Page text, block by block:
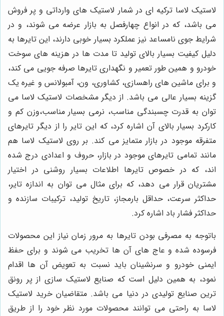
لاستیک لاسا ترکیه ای در شمار لاستیک های وارداتی و پر فروش
می باشد، که در انواع چهارفصل به بازار عرضه می شوند، و در
شرایط جوی نامساعد نیز عملکرد بسیار خوبی دارند، این تایرها به
دلیل کیفیت بسیار بالای تولید تا مدت ها در هزینه های سوخت
خودرو و همین طور تعمیر و نگهداری تایرها صرفه جویی می کند،
و برای ماشین های راهسازی، کشاوری، ون، آمبولانس و غیره یک
گزینه بسیار عالی می باشد. از دیگر مشخصات لاستیک لاسا می
توان به قدرت چسبندگی مناسب، نرمی بسیار مناسب،وزن کم و
کارکرد بسیار بالای آن اشاره کرد، که این تایر را از دیگر تایرهای
متفرقه موجود در بازار متمایز می کند. بر روی لاستیک لاسا هم
مانند تمامی تایرهای موجود در بازار، حروف و اعدادی درج شده
اند، که در خصوص تایرها اطلاعات بسیار روشنی در اختیار
مشتریان قرار می دهد، که برای مثال می توان به اندازه تایر،
حداکثر سرعت، حداقل بارمجاز، تاریخ تولید، ترکیبات سازنده و
حداکثر فشار باد اشاره کرد.
باتوجه به مصرفی بودن تایرها به مرور زمان نیاز این محصولات
فرسوده شده و عاج های آن ها تخریب می شوند و برای حفظ
ایمنی خودرو و سرنشینان باید نسبت به تعویض آن ها اقدام
نمود، به همین دلیل است که صنایع لاستیک سازی از پر رونق
ترین صنایع تولیدی در دنیا می باشد. متقاضیان خرید لاستیک
لاسا به راحتی می توانند محصولات مورد نظر خود را از طریق